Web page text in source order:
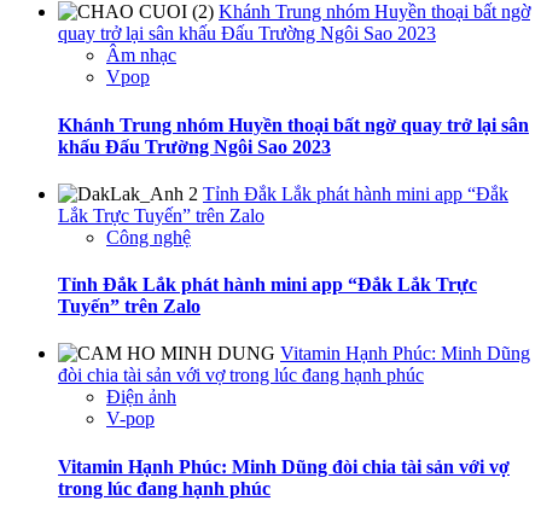
Khánh Trung nhóm Huyền thoại bất ngờ
quay trở lại sân khấu Đấu Trường Ngôi Sao 2023
Âm nhạc
Vpop
Khánh Trung nhóm Huyền thoại bất ngờ quay trở lại sân
khấu Đấu Trường Ngôi Sao 2023
Tỉnh Đắk Lắk phát hành mini app “Đắk
Lắk Trực Tuyến” trên Zalo
Công nghệ
Tỉnh Đắk Lắk phát hành mini app “Đắk Lắk Trực
Tuyến” trên Zalo
Vitamin Hạnh Phúc: Minh Dũng
đòi chia tài sản với vợ trong lúc đang hạnh phúc
Điện ảnh
V-pop
Vitamin Hạnh Phúc: Minh Dũng đòi chia tài sản với vợ
trong lúc đang hạnh phúc